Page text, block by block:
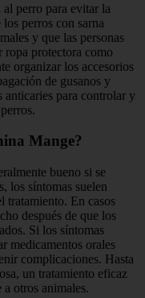
perro para evitar la
perros con sarna
y que las personas
ropa protectora como
organizar los accesorios
de gusanos y
anticaries para controlar y
Mange?
bueno si se
los síntomas suelen
tratamiento. En casos
después de que los
Si los síntomas
medicamentos orales
complicaciones. Hasta
un tratamiento eficaz
otros animales.